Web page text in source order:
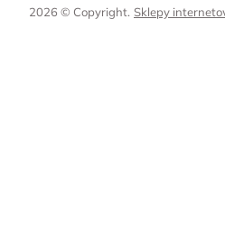
2026 © Copyright. Sklepy